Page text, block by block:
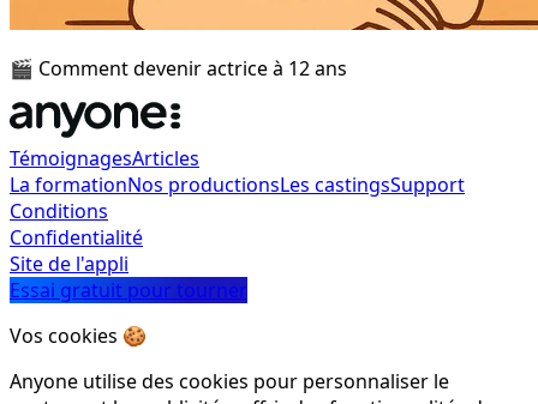
🎬 Comment devenir actrice à 12 ans
TémoignagesArticles
La formationNos productionsLes castingsSupport
Conditions
Confidentialité
Site de l'appli
Essai gratuit pour tourner
Vos cookies 🍪
Anyone utilise des cookies pour personnaliser le